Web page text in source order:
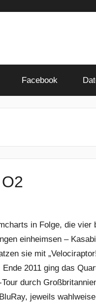
Facebook
in Folge, die vier
einheimsen –
sie mit
2011 ging das
durch
jeweils